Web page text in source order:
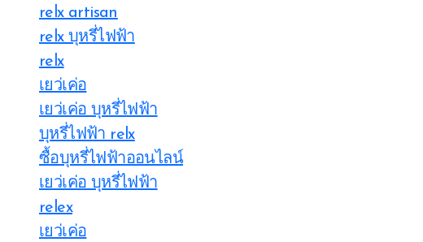
relx artisan
relx บุหรี่ไฟฟ้า
relx
เยว่เค่อ
เยว่เค่อ บุหรี่ไฟฟ้า
บุหรี่ไฟฟ้า relx
ซื้อบุหรี่ไฟฟ้าออนไลน์
เยว่เค่อ บุหรี่ไฟฟ้า
relex
เยว่เค่อ